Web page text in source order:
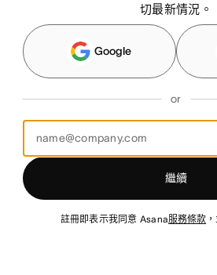
切最新情況。
Google
or
繼續
註冊即表示我同意 Asana服務條款